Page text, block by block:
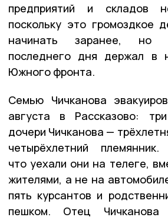
предприятий и складов
поскольку это громоздкое
начинать заранее, но
последнего дня держал в
Южного фронта.
Семью Чичканова
августа в Рассказово:
дочери Чичканова —
четырёхлетний племянник.
что уехали они на телеге,
жителями, а не на
пять курсантов и
пешком. Отец Чичканова